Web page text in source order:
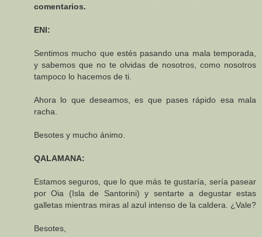
comentarios.
ENI:
Sentimos mucho que estés pasando una mala temporada,
y sabemos que no te olvidas de nosotros, como nosotros
tampoco lo hacemos de ti.
Ahora lo que deseamos, es que pases rápido esa mala
racha.
Besotes y mucho ánimo.
QALAMANA:
Estamos seguros, que lo que más te gustaría, sería pasear
por Oia (Isla de Santorini) y sentarte a degustar estas
galletas mientras miras al azul intenso de la caldera. ¿Vale?
Besotes,